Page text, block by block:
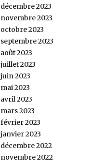
décembre 2023
novembre 2023
octobre 2023
septembre 2023
août 2023
juillet 2023
juin 2023
mai 2023
avril 2023
mars 2023
février 2023
janvier 2023
décembre 2022
novembre 2022